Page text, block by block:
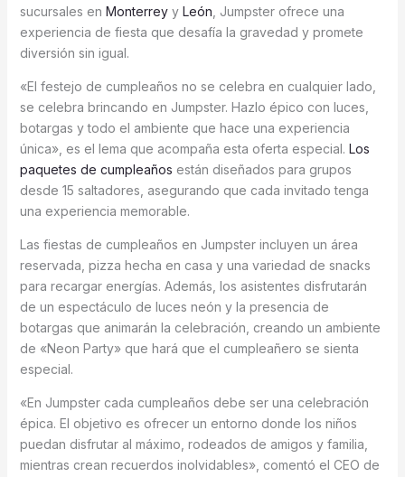
sucursales en Monterreyy León , Jumpster ofrece una
experiencia de fiesta que desafía la gravedad y promete
diversión sin igual.
«El festejo de cumpleaños no se celebra en cualquier lado,
se celebra brincando en Jumpster. Hazlo épico con luces,
botargas y todo el ambiente que hace una experiencia
única», es el lema que acompaña esta oferta especial. Los
paquetes de cumpleaños están diseñados para grupos
desde 15 saltadores, asegurando que cada invitado tenga
una experiencia memorable.
Las fiestas de cumpleaños en Jumpster incluyen un área
reservada, pizza hecha en casa y una variedad de snacks
para recargar energías. Además, los asistentes disfrutarán
de un espectáculo de luces neón y la presencia de
botargas que animarán la celebración, creando un ambiente
de «Neon Party» que hará que el cumpleañero se sienta
especial.
«En Jumpster cada cumpleaños debe ser una celebración
épica. El objetivo es ofrecer un entorno donde los niños
puedan disfrutar al máximo, rodeados de amigos y familia,
mientras crean recuerdos inolvidables», comentó el CEO de